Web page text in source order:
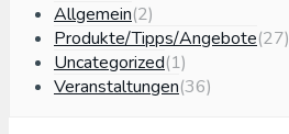
Allgemein(2)
Produkte/Tipps/Angebote(27)
Uncategorized(1)
Veranstaltungen(36)